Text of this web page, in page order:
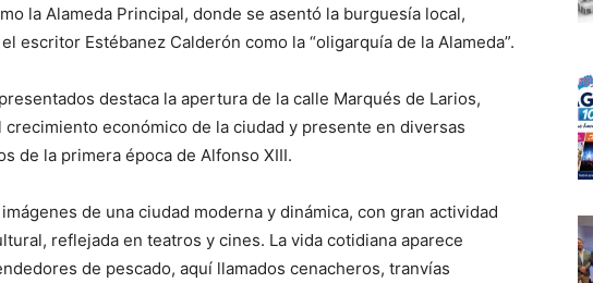
la Alameda Principal, donde se asentó la burguesía local,
escritor Estébanez Calderón como la “oligarquía de la Alameda”.
destaca la apertura de la calle Marqués de Larios,
crecimiento económico de la ciudad y presente en diversas
de la primera época de Alfonso XIII.
de una ciudad moderna y dinámica, con gran actividad
reflejada en teatros y cines. La vida cotidiana aparece
de pescado, aquí llamados cenacheros, tranvías